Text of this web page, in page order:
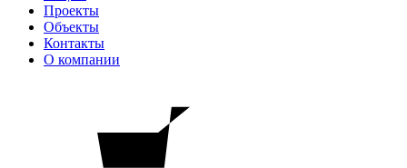
Проекты
Объекты
Контакты
О компании